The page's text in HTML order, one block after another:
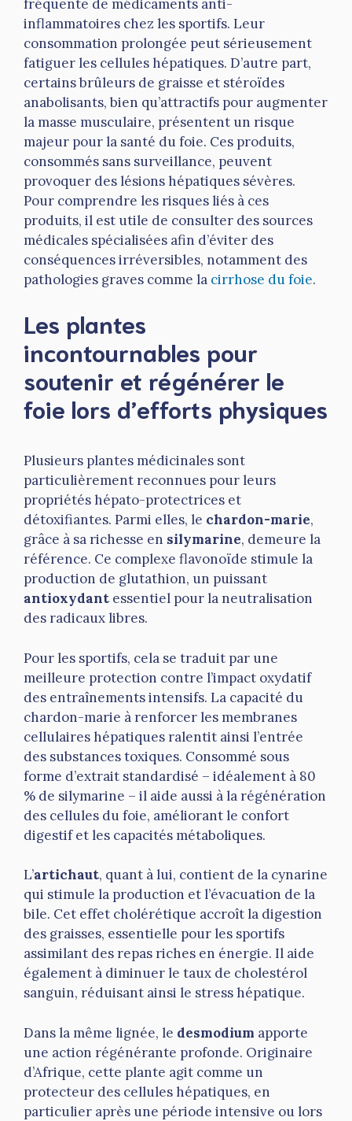
fréquente de médicaments anti-
inflammatoires chez les sportifs. Leur
consommation prolongée peut sérieusement
fatiguer les cellules hépatiques. D’autre part,
certains brûleurs de graisse et stéroïdes
anabolisants, bien qu’attractifs pour augmenter
la masse musculaire, présentent un risque
majeur pour la santé du foie. Ces produits,
consommés sans surveillance, peuvent
provoquer des lésions hépatiques sévères.
Pour comprendre les risques liés à ces
produits, il est utile de consulter des sources
médicales spécialisées afin d’éviter des
conséquences irréversibles, notamment des
pathologies graves comme la cirrhose du foie.
Les plantes
incontournables pour
soutenir et régénérer le
foie lors d’efforts physiques
Plusieurs plantes médicinales sont
particulièrement reconnues pour leurs
propriétés hépato-protectrices et
détoxifiantes. Parmi elles, le chardon-marie,
grâce à sa richesse en silymarine, demeure la
référence. Ce complexe flavonoïde stimule la
production de glutathion, un puissant
antioxydant essentiel pour la neutralisation
des radicaux libres.
Pour les sportifs, cela se traduit par une
meilleure protection contre l’impact oxydatif
des entraînements intensifs. La capacité du
chardon-marie à renforcer les membranes
cellulaires hépatiques ralentit ainsi l’entrée
des substances toxiques. Consommé sous
forme d’extrait standardisé – idéalement à 80
% de silymarine – il aide aussi à la régénération
des cellules du foie, améliorant le confort
digestif et les capacités métaboliques.
L’artichaut, quant à lui, contient de la cynarine
qui stimule la production et l’évacuation de la
bile. Cet effet cholérétique accroît la digestion
des graisses, essentielle pour les sportifs
assimilant des repas riches en énergie. Il aide
également à diminuer le taux de cholestérol
sanguin, réduisant ainsi le stress hépatique.
Dans la même lignée, le desmodium apporte
une action régénérante profonde. Originaire
d’Afrique, cette plante agit comme un
protecteur des cellules hépatiques, en
particulier après une période intensive ou lors